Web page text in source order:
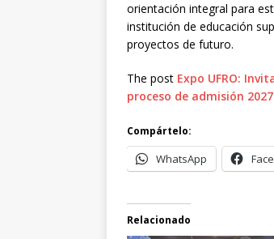
orientación integral para
institución de educación
proyectos de futuro.
The post Expo UFRO:
proceso de admisión 2027
Compártelo:
WhatsApp
Relacionado